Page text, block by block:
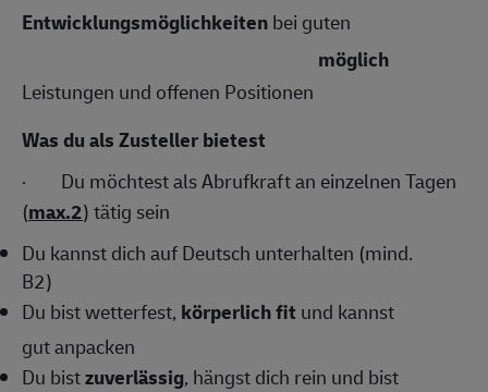
Entwicklungsmöglichkeitenbei guten
Leistungen und offenen Positionen
möglich
Was du als Zusteller bietest
·
Du möchtest als Abrufkraft an einzelnen Tagen
(max.2) tätig sein
Du kannst dich auf Deutsch unterhalten (mind.
B2)
Du bist wetterfest, körperlich fit und kannst
gut anpacken
Du bistzuverlässig, hängst dich rein und bist